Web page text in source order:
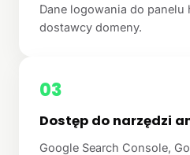
Dane logowania do panelu
dostawcy domeny.
03
Dostęp do narzędzi
Google Search Console,